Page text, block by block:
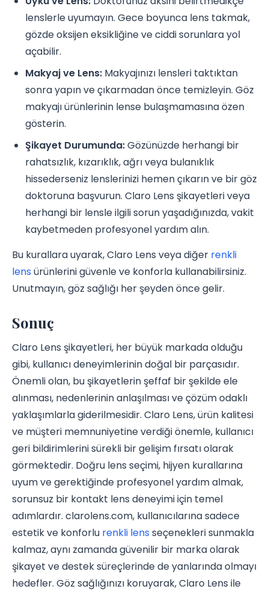
lenslerle uyumayın. Gece boyunca lens takmak,
gözde oksijen eksikliğine ve ciddi sorunlara yol
açabilir.
Makyaj ve Lens: Makyajınızı lensleri taktıktan
sonra yapın ve çıkarmadan önce temizleyin. Göz
makyajı ürünlerinin lense bulaşmamasına özen
gösterin.
Şikayet Durumunda:Gözünüzde herhangi bir
rahatsızlık, kızarıklık, ağrı veya bulanıklık
hissederseniz lenslerinizi hemen çıkarın ve bir göz
doktoruna başvurun. Claro Lens şikayetleri veya
herhangi bir lensle ilgili sorun yaşadığınızda, vakit
kaybetmeden profesyonel yardım alın.
Bu kurallara uyarak, Claro Lens veya diğer renkli
lens ürünlerini güvenle ve konforla kullanabilirsiniz.
Unutmayın, göz sağlığı her şeyden önce gelir.
Sonuç
Claro Lens şikayetleri, her büyük markada olduğu
gibi, kullanıcı deneyimlerinin doğal bir parçasıdır.
Önemli olan, bu şikayetlerin şeffaf bir şekilde ele
alınması, nedenlerinin anlaşılması ve çözüm odaklı
yaklaşımlarla giderilmesidir. Claro Lens, ürün kalitesi
ve müşteri memnuniyetine verdiği önemle, kullanıcı
geri bildirimlerini sürekli bir gelişim fırsatı olarak
görmektedir. Doğru lens seçimi, hijyen kurallarına
uyum ve gerektiğinde profesyonel yardım almak,
sorunsuz bir kontakt lens deneyimi için temel
adımlardır. clarolens.com, kullanıcılarına sadece
estetik ve konforlu renkli lens seçenekleri sunmakla
kalmaz, aynı zamanda güvenilir bir marka olarak
şikayet ve destek süreçlerinde de yanlarında olmayı
hedefler. Göz sağlığınızı koruyarak, Claro Lens ile